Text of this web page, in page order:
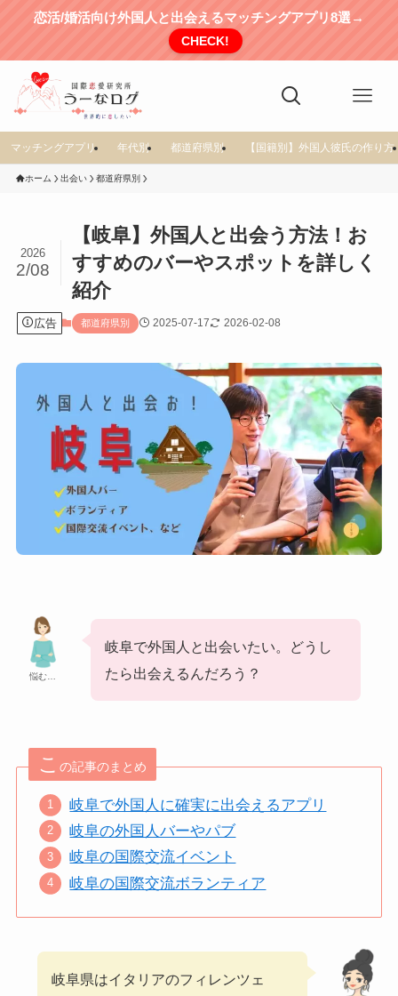
恋活/婚活向け外国人と出会えるマッチングアプリ8選→
CHECK!
マッチングアプリ 年代別 都道府県別 【国籍別】外国人彼氏の作り方
ホーム 出会い 都道府県別
【岐阜】外国人と出会う方法！お
すすめのバーやスポットを詳しく
紹介
2026
2/08
広告 都道府県別 2025-07-17 2026-02-08
悩む…
岐阜で外国人と出会いたい。どうし
たら出会えるんだろう？
この記事のまとめ
岐阜で外国人に確実に出会えるアプリ
岐阜の外国人バーやパブ
岐阜の国際交流イベント
岐阜の国際交流ボランティア
岐阜県はイタリアのフィレンツェ